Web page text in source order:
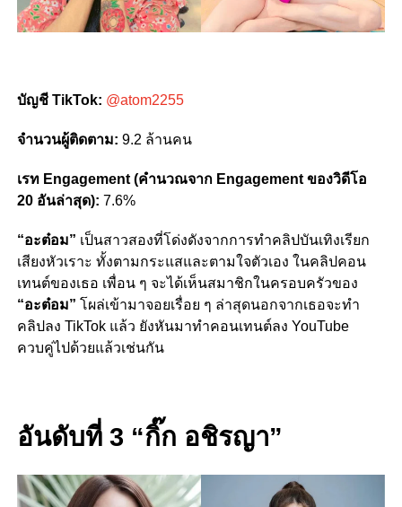
บัญชี TikTok: @atom2255
จำนวนผู้ติดตาม: 9.2 ล้านคน
เรท Engagement (คำนวณจาก Engagement ของวิดีโอ
20 อันล่าสุด): 7.6%
“อะต๋อม” เป็นสาวสองที่โด่งดังจากการทำคลิปบันเทิงเรียก
เสียงหัวเราะ ทั้งตามกระแสและตามใจตัวเอง ในคลิปคอน
เทนต์ของเธอ เพื่อน ๆ จะได้เห็นสมาชิกในครอบครัวของ
“อะต๋อม” โผล่เข้ามาจอยเรื่อย ๆ ล่าสุดนอกจากเธอจะทำ
คลิปลง TikTok แล้ว ยังหันมาทำคอนเทนต์ลง YouTube
ควบคู่ไปด้วยแล้วเช่นกัน
อันดับที่ 3 “กิ๊ก อชิรญา”